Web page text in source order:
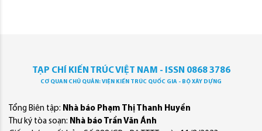
TẠP CHÍ KIẾN TRÚC VIỆT NAM - ISSN 0868 3786
CƠ QUAN CHỦ QUẢN: VIỆN KIẾN TRÚC QUỐC GIA - BỘ XÂY DỰNG
Tổng Biên tập: Nhà báo Phạm Thị Thanh Huyền
Thư ký tòa soạn: Nhà báo Trần Văn Ánh